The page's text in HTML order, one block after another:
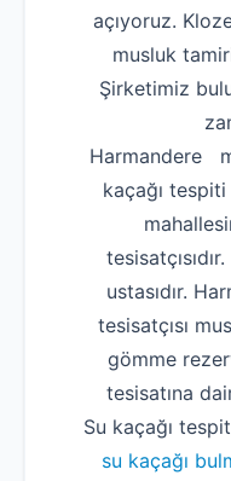
açıyoruz.
musluk
Şirketimiz
Harmandere
kaçağı
ustasıdır.
tesisatçısı
gömme
tesisatına
Su kaçağı
su kaçağı